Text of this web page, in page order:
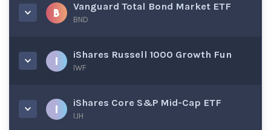
Vanguard Total Bond Market ETF
BND
iShares Russell 1000 Growth Fun
IWF
iShares Core S&P Mid-Cap ETF
IJH